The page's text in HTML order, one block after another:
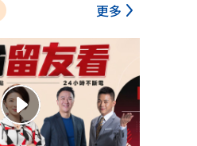
更多